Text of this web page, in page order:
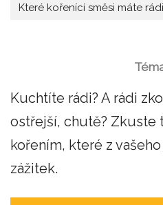
Které kořenící směsi máte
Kuchtíte rádi? A rádi
ostřejší, chutě? Zkuste
kořením, které z
zážitek.